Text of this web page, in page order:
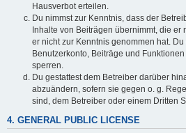
Hausverbot erteilen.
Du nimmst zur Kenntnis, dass der
Inhalte von Beiträgen übernimmt, die er
er nicht zur Kenntnis genommen hat.
Benutzerkonto, Beiträge und
sperren.
Du gestattest dem Betreiber darüber
abzuändern, sofern sie gegen o. g.
sind, dem Betreiber oder einem Dritten
4. GENERAL PUBLIC LICENSE